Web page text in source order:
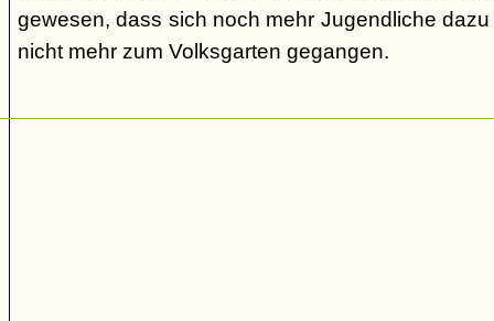
gewesen, dass sich noch mehr Jugendliche
nicht mehr zum Volksgarten gegangen.